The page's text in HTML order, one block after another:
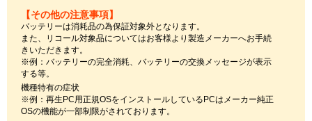
【その他の注意事項】
バッテリーは消耗品の為保証対象外となります。
また、リコール対象品についてはお客様より製造メーカーへお手続
きいただきます。
※例：バッテリーの完全消耗、バッテリーの交換メッセージが表示
する等。
機種特有の症状
※例：再生PC用正規OSをインストールしているPCはメーカー純正
OSの機能が一部制限がされております。